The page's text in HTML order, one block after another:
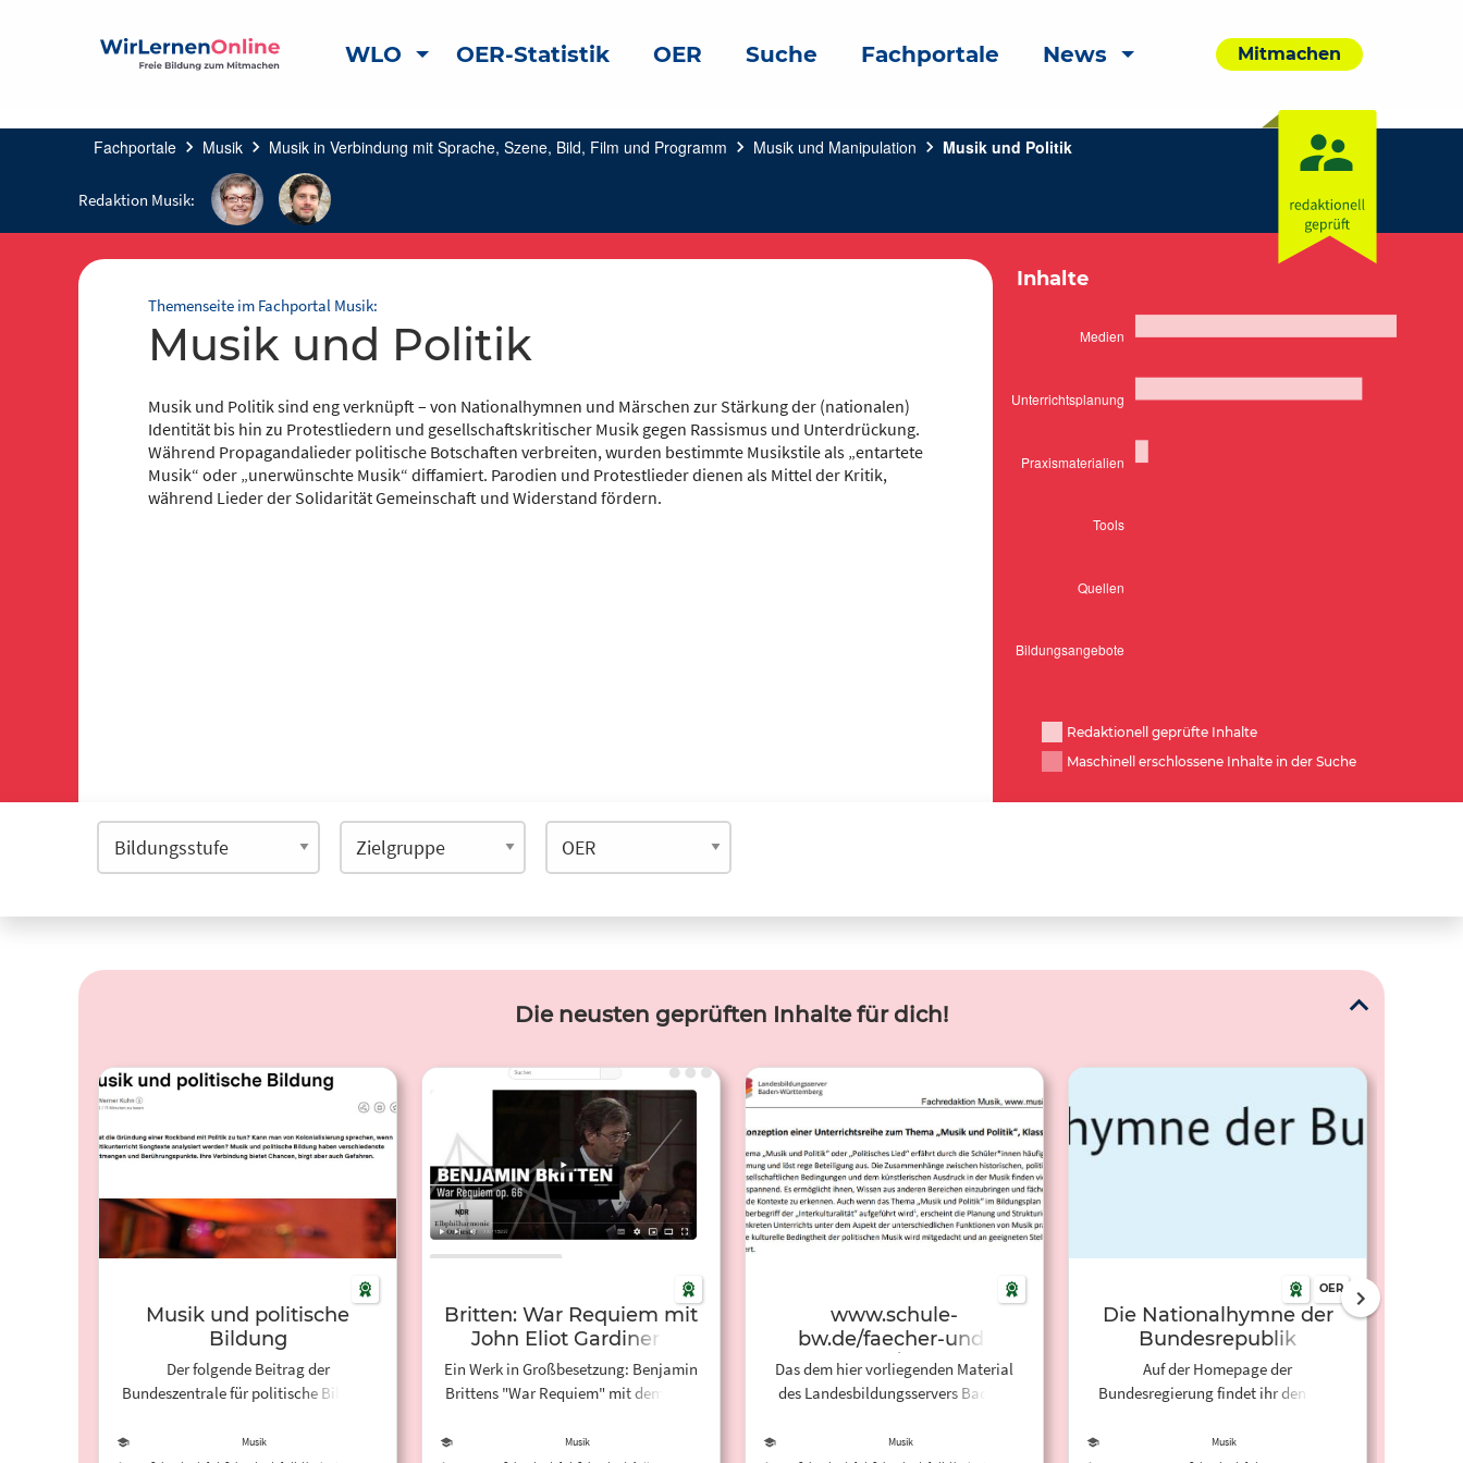
WLO OER-Statistik OER Suche Fachportale News Mitmachen
Fachportale chevron_right Musik chevron_right Musik in Verbindung mit Sprache, Szene, Bild, Film und Programm chevron_right Musik und Manipulation chevron_right Musik und Politik
Redaktion Musik:
Themenseite im Fachportal Musik:
Musik und Politik
Musik und Politik sind eng verknüpft – von Nationalhymnen und Märschen zur Stärkung der (nationalen)
Identität bis hin zu Protestliedern und gesellschaftskritischer Musik gegen Rassismus und Unterdrückung.
Während Propagandalieder politische Botschaften verbreiten, wurden bestimmte Musikstile als „entartete
Musik“ oder „unerwünschte Musik“ diffamiert. Parodien und Protestlieder dienen als Mittel der Kritik,
während Lieder der Solidarität Gemeinschaft und Widerstand fördern.
Inhalte
Redaktionell geprüfte Inhalte
Maschinell erschlossene Inhalte in der Suche
Die neusten geprüften Inhalte für dich!
Musik und politische
Bildung
Der folgende Beitrag der
Bundeszentrale für politische Bildung
Bildung sich auf vielfältige Weise
Musik
Britten: War Requiem mit
John Eliot Gardiner |
SHMF 1992 | NDR
Elbphilharmonie
Ein Werk in Großbesetzung: Benjamin
Brittens "War Requiem" mit dem NDR
Musik
www.schule-
bw.de/faecher-und-
schularten/musische-
faecher/musik/sek-
politik/konzeption-mus-
Das dem hier vorliegenden Material
des Landesbildungsservers Baden-
Übersicht geeigneter
Musik
OER
Die Nationalhymne der
Bundesrepublik
Deutschland
Auf der Homepage der
Bundesregierung findet ihr den Text
Nationalhymne. Das Material eignet
Musik